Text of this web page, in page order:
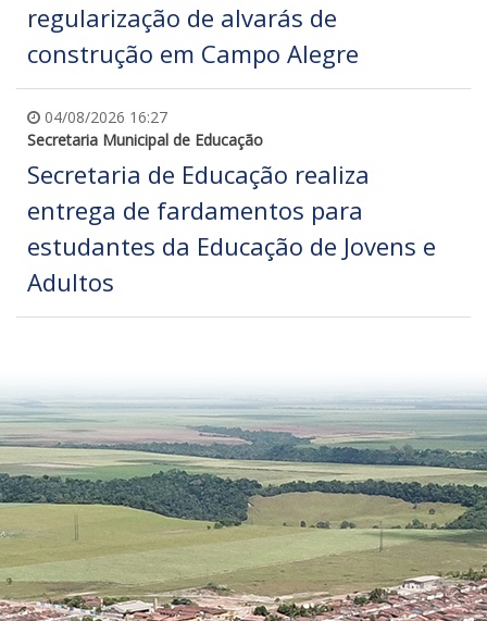
regularização de alvarás de
construção em Campo Alegre
04/08/2026 16:27
Secretaria Municipal de Educação
Secretaria de Educação realiza
entrega de fardamentos para
estudantes da Educação de Jovens e
Adultos